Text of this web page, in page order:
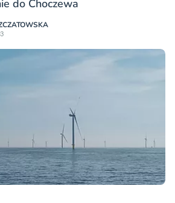
do Choczewa